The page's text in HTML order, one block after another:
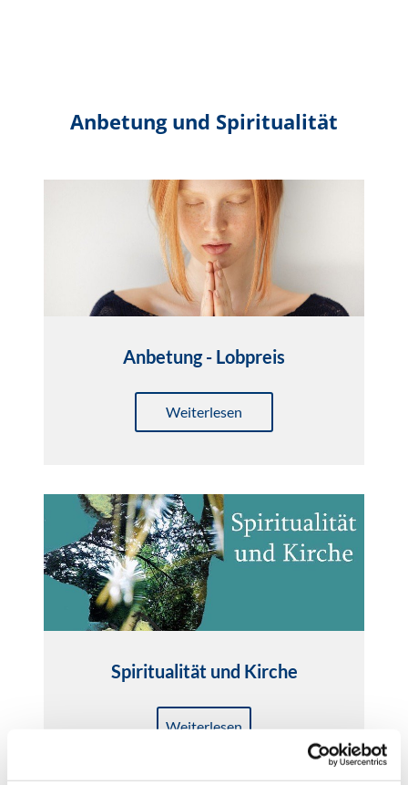
Anbetung und Spiritualität
Anbetung - Lobpreis
Weiterlesen
Spiritualität und Kirche
Weiterlesen